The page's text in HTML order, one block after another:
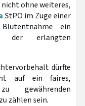
nicht ohne weiteres,
StPO im Zuge einer
ein
der erlangten
dürfte
auf ein faires,
gewährenden
zählen sein.